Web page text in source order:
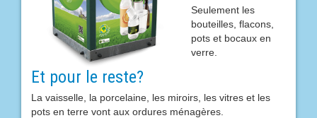
Seulement les
bouteilles, flacons,
pots et bocaux en
verre.
Et pour le reste?
La vaisselle, la porcelaine, les miroirs, les vitres et les
pots en terre vont aux ordures ménagères.